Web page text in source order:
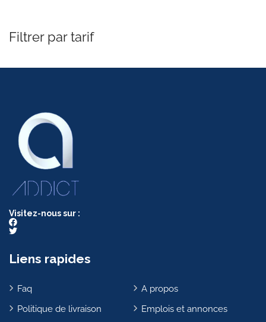
Filtrer par tarif
Visitez-nous sur :
Liens rapides
Faq
Politique de livraison
A propos
Emplois et annonces